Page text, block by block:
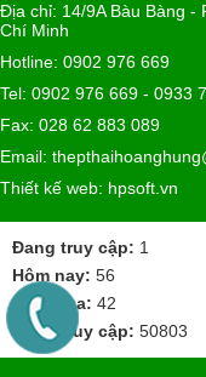
Địa chỉ: 14/9A Bàu Bàng -
Chí Minh
Hotline: 0902 976 669
Tel: 0902 976 669 - 0933
Fax: 028 62 883 089
Email:
Thiết kế web: hpsoft.vn
Đang truy cập: 1
Hôm nay: 56
Hôm qua: 42
Tổng truy cập: 50803